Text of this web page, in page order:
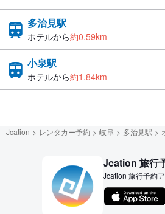
多治見駅
ホテルから約0.59km
小泉駅
ホテルから約1.84km
Jcation レンタカー予約 岐阜 多治見駅
Jcation 旅行
Jcation 旅行予約